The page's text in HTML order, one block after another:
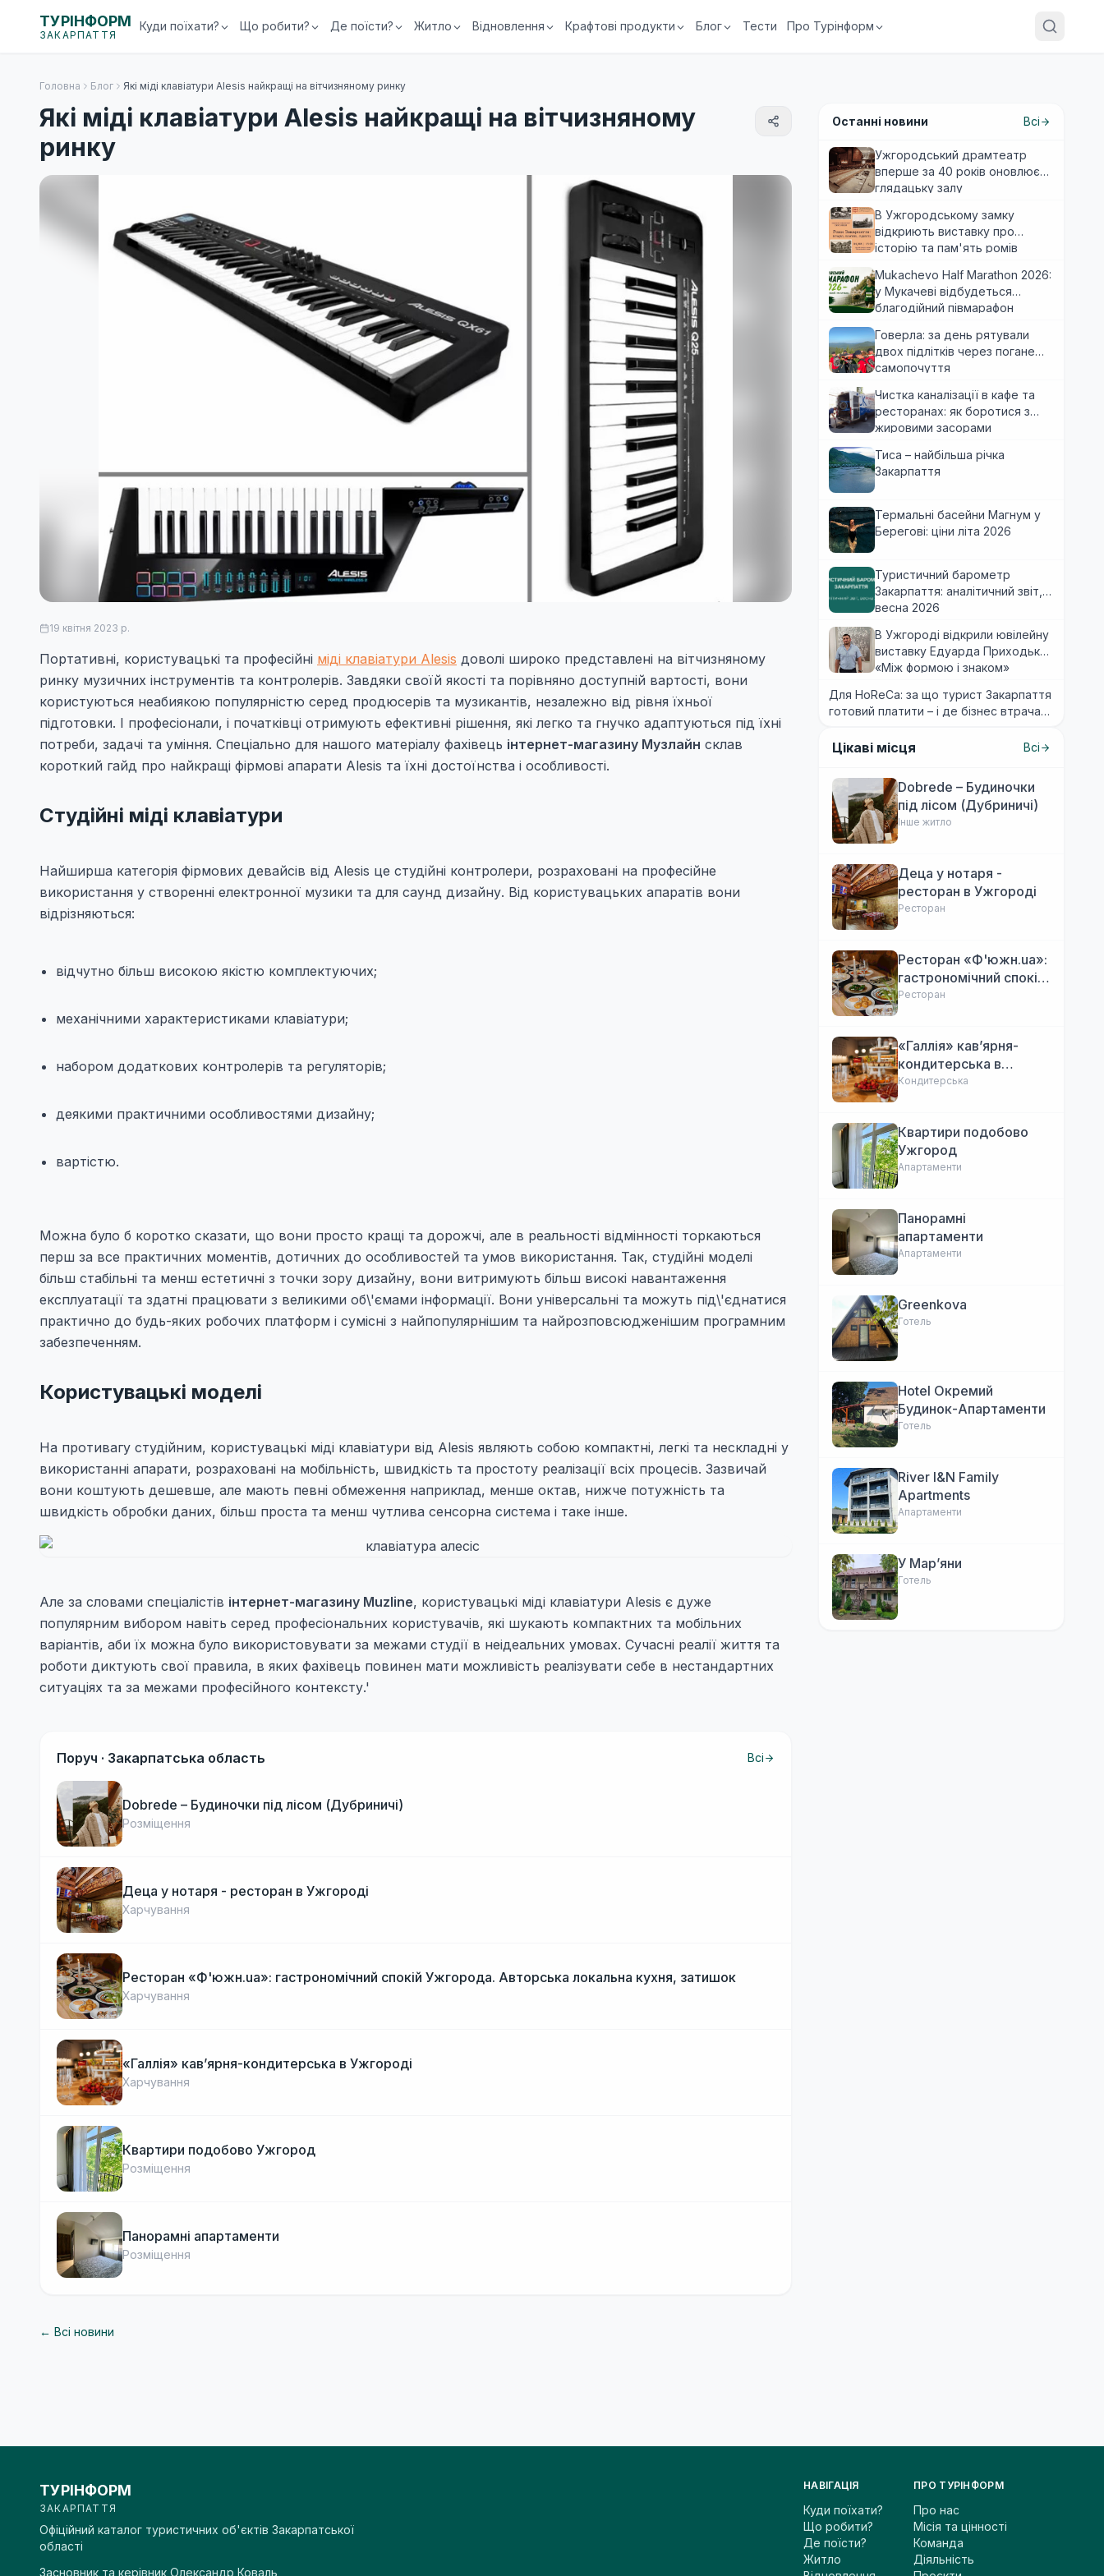
ТУРІНФОРМ
ЗАКАРПАТТЯ
Куди поїхати? Що робити? Де поїсти? Житло Відновлення Крафтові продукти Блог Тести Про Турінформ
Головна Блог Які міді клавіатури Alesis найкращі на вітчизняному ринку
Які міді клавіатури Alesis найкращі на вітчизняному
ринку
19 квітня 2023 р.
Портативні, користувацькі та професійні міді клавіатури Alesis доволі широко представлені на вітчизняному
ринку музичних інструментів та контролерів. Завдяки своїй якості та порівняно доступній вартості, вони
користуються неабиякою популярністю серед продюсерів та музикантів, незалежно від рівня їхньої
підготовки. І професіонали, і початківці отримують ефективні рішення, які легко та гнучко адаптуються під їхні
потреби, задачі та уміння. Спеціально для нашого матеріалу фахівець інтернет-магазину Музлайн склав
короткий гайд про найкращі фірмові апарати Alesis та їхні достоїнства і особливості.
Студійні міді клавіатури
Найширша категорія фірмових девайсів від Alesis це студійні контролери, розраховані на професійне
використання у створенні електронної музики та для саунд дизайну. Від користувацьких апаратів вони
відрізняються:
відчутно більш високою якістю комплектуючих;
механічними характеристиками клавіатури;
набором додаткових контролерів та регуляторів;
деякими практичними особливостями дизайну;
вартістю.
Можна було б коротко сказати, що вони просто кращі та дорожчі, але в реальності відмінності торкаються
перш за все практичних моментів, дотичних до особливостей та умов використання. Так, студійні моделі
більш стабільні та менш естетичні з точки зору дизайну, вони витримують більш високі навантаження
експлуатації та здатні працювати з великими об\'ємами інформації. Вони універсальні та можуть під\'єднатися
практично до будь-яких робочих платформ і сумісні з найпопулярнішим та найрозповсюдженішим програмним
забезпеченням.
Користувацькі моделі
На противагу студійним, користувацькі міді клавіатури від Alesis являють собою компактні, легкі та нескладні у
використанні апарати, розраховані на мобільність, швидкість та простоту реалізації всіх процесів. Зазвичай
вони коштують дешевше, але мають певні обмеження наприклад, менше октав, нижче потужність та
швидкість обробки даних, більш проста та менш чутлива сенсорна система і таке інше.
Але за словами спеціалістів інтернет-магазину Muzline, користувацькі міді клавіатури Alesis є дуже
популярним вибором навіть серед професіональних користувачів, які шукають компактних та мобільних
варіантів, аби їх можна було використовувати за межами студії в неідеальних умовах. Сучасні реалії життя та
роботи диктують свої правила, в яких фахівець повинен мати можливість реалізувати себе в нестандартних
ситуаціях та за межами професійного контексту.'
Поруч · Закарпатська область Всі
Dobrede – Будиночки під лісом (Дубриничі)
Розміщення
Деца у нотаря - ресторан в Ужгороді
Харчування
Ресторан «Ф'южн.ua»: гастрономічний спокій Ужгорода. Авторська локальна кухня, затишок
Харчування
«Галлія» кав’ярня-кондитерська в Ужгороді
Харчування
Квартири подобово Ужгород
Розміщення
Панорамні апартаменти
Розміщення
← Всі новини
Останні новини Всі
Ужгородський драмтеатр
вперше за 40 років оновлює
глядацьку залу
В Ужгородському замку
відкриють виставку про
історію та пам'ять ромів
Mukachevo Half Marathon 2026:
у Мукачеві відбудеться
благодійний півмарафон
Говерла: за день рятували
двох підлітків через погане
самопочуття
Чистка каналізації в кафе та
ресторанах: як боротися з
жировими засорами
Тиса – найбільша річка
Закарпаття
Термальні басейни Магнум у
Берегові: ціни літа 2026
Туристичний барометр
Закарпаття: аналітичний звіт,
весна 2026
В Ужгороді відкрили ювілейну
виставку Едуарда Приходька
«Між формою і знаком»
Для HoReCa: за що турист Закарпаття
готовий платити – і де бізнес втрачає
Цікаві місця Всі
Dobrede – Будиночки
під лісом (Дубриничі)
Інше житло
Деца у нотаря -
ресторан в Ужгороді
Ресторан
Ресторан «Ф'южн.ua»:
гастрономічний спокій
Ужгорода. Авторська
Ресторан
«Галлія» кав’ярня-
кондитерська в
Ужгороді
Кондитерська
Квартири подобово
Ужгород
Апартаменти
Панорамні
апартаменти
Апартаменти
Greenkova
Готель
Hotel Окремий
Будинок-Апартаменти
Готель
River I&N Family
Apartments
Апартаменти
У Марʼяни
Готель
ТУРІНФОРМ
ЗАКАРПАТТЯ
Офіційний каталог туристичних об'єктів Закарпатської
області
Засновник та керівник Олександр Коваль
НАВІГАЦІЯ
Куди поїхати?
Що робити?
Де поїсти?
Житло
ПРО ТУРІНФОРМ
Про нас
Місія та цінності
Команда
Діяльність